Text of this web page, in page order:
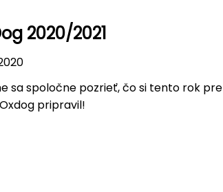
2020/2021
sa spoločne pozrieť, čo si tento rok pre
pripravil!